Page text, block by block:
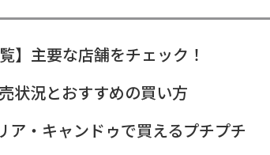
】主要な店舗をチェック！
状況とおすすめの買い方
ア・キャンドゥで買えるプチプチ